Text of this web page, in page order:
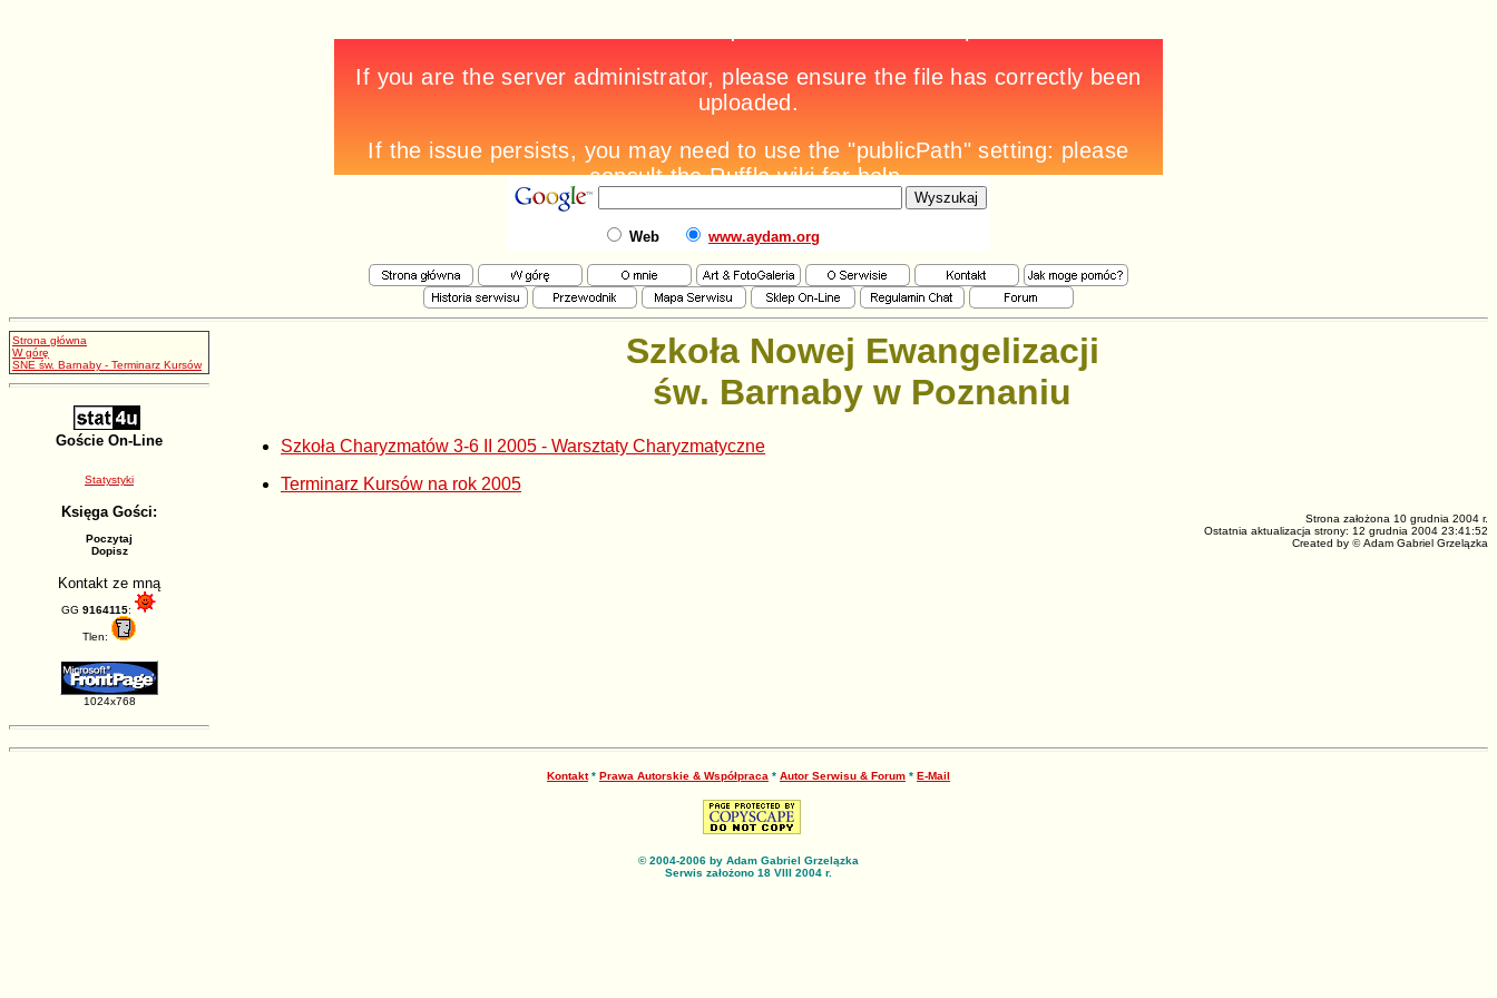
Web www.aydam.org
Strona główna
W górę
SNE św. Barnaby - Terminarz Kursów
Goście On-Line
Statystyki
Księga Gości:
Poczytaj
Dopisz
Kontakt ze mną
GG 9164115:
Tlen:
1024x768
Szkoła Nowej Ewangelizacji
św. Barnaby w Poznaniu
Szkoła Charyzmatów 3-6 II 2005 - Warsztaty Charyzmatyczne
Terminarz Kursów na rok 2005
Strona założona 10 grudnia 2004 r.
Ostatnia aktualizacja strony: 12 grudnia 2004 23:41:52
Created by ©Adam Gabriel Grzelązka
Kontakt* Prawa Autorskie & Współpraca * Autor Serwisu & Forum * E-Mail
© 2004-2006 by Adam Gabriel Grzelązka
Serwis założono 18 VIII 2004 r.